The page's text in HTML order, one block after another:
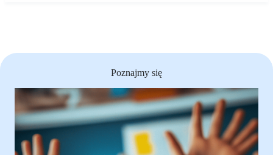
Poznajmy się